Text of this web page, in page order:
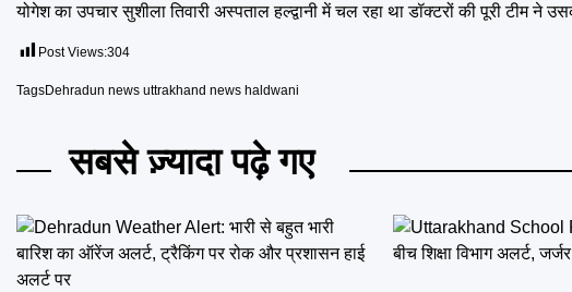
योगेश का उपचार सुशीला तिवारी अस्पताल हल्द्वानी में चल रहा था डॉक्टरों की पूरी टीम
Post Views:304
TagsDehradun news uttrakhand news haldwani
सबसे ज़्यादा पढ़े गए